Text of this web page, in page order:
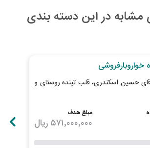
در این دسته بندی
خواروبارفروشی
حسین اسکندری، قلب تپنده روستای و
مبلغ هدف
۵۷۱٬۰۰۰٬۰۰۰ ریال